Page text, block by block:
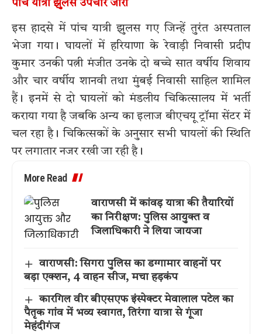
पांच यात्री झुलसे उपचार जारी
इस हादसे में पांच यात्री झुलस गए जिन्हें तुरंत अस्पताल
भेजा गया। घायलों में हरियाणा के रेवाड़ी निवासी प्रदीप
कुमार उनकी पत्नी मंजीत उनके दो बच्चे सात वर्षीय शिवाय
और चार वर्षीय शानवी तथा मुंबई निवासी साहिल शामिल
हैं। इनमें से दो घायलों को मंडलीय चिकित्सालय में भर्ती
कराया गया है जबकि अन्य का इलाज बीएचयू ट्रॉमा सेंटर में
चल रहा है। चिकित्सकों के अनुसार सभी घायलों की स्थिति
पर लगातार नजर रखी जा रही है।
More Read
वाराणसी में कांवड़ यात्रा की तैयारियों
का निरीक्षण: पुलिस आयुक्त व
जिलाधिकारी ने लिया जायजा
वाराणसी: सिगरा पुलिस का डग्गामार वाहनों पर
बड़ा एक्शन, 4 वाहन सीज, मचा हड़कंप
कारगिल वीर बीएसएफ इंस्पेक्टर मेवालाल पटेल का
पैतृक गांव में भव्य स्वागत, तिरंगा यात्रा से गूंजा
मेहंदीगंज